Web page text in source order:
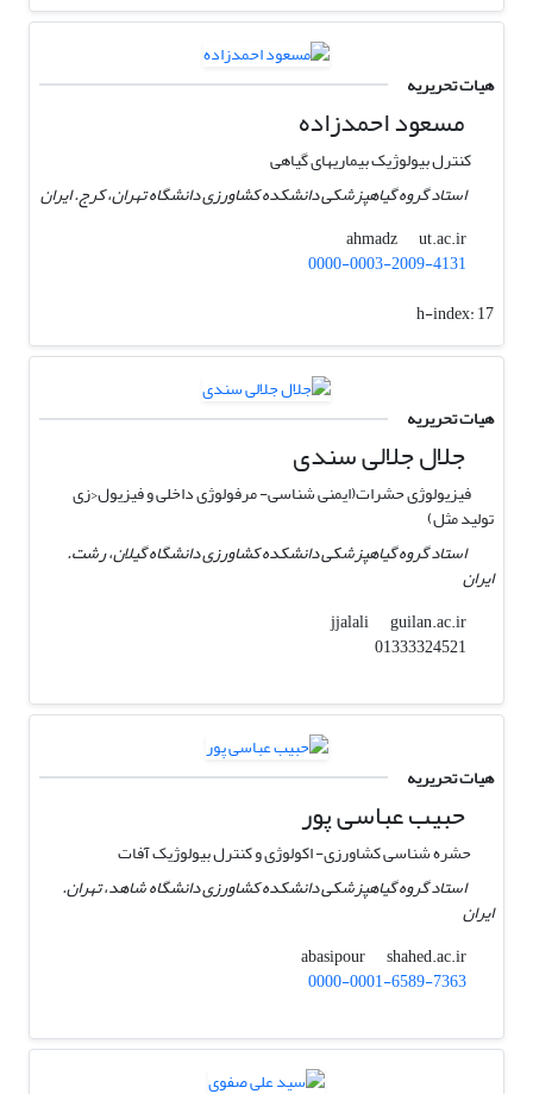
هیات تحریریه
مسعود احمدزاده
کنترل بیولوژیک بیماریهای گیاهی
استاد گروه گیاهپزشکی دانشکده کشاورزی دانشگاه تهران، کرج. ایران
ahmadz
ut.ac.ir
0000-0003-2009-4131
h-index:17
هیات تحریریه
جلال جلالی سندی
فیزیولوژی حشرات(ایمنی شناسی- مرفولوژی داخلی و فیزیول<زی
تولید مثل)
استاد گروه گیاهپزشکی دانشکده کشاورزی دانشگاه گیلان، رشت.
ایران
jjalali
guilan.ac.ir
هیات تحریریه
حبیب عباسی پور
حشره شناسی کشاورزی- اکولوژی و کنترل بیولوژیک آفات
استاد گروه گیاهپزشکی دانشکده کشاورزی دانشگاه شاهد، تهران.
ایران
abasipour
shahed.ac.ir
0000-0001-6589-7363